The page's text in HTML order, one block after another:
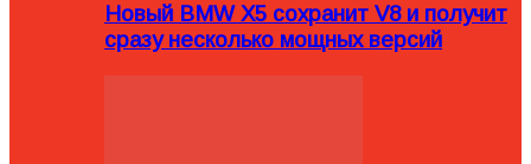
Новый BMW X5 сохранит V8 и получит
сразу несколько мощных версий